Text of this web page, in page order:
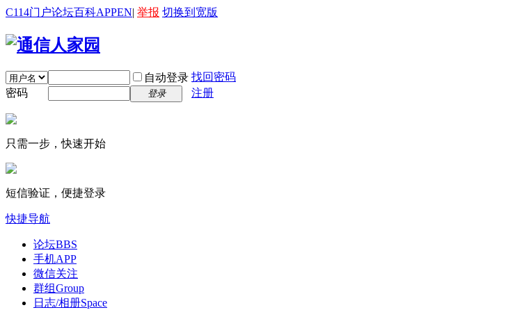
C114门户论坛百科APPEN| 举报 切换到宽版
自动登录 找回密码
密码
登录 注册
只需一步，快速开始
短信验证，便捷登录
快捷导航
论坛BBS
手机APP
微信关注
群组Group
日志/相册Space